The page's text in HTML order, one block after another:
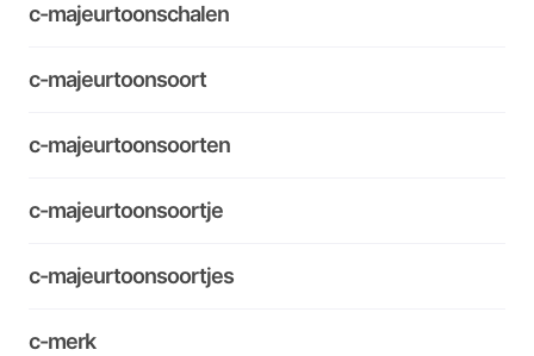
c-majeurtoonschalen
c-majeurtoonsoort
c-majeurtoonsoorten
c-majeurtoonsoortje
c-majeurtoonsoortjes
c-merk